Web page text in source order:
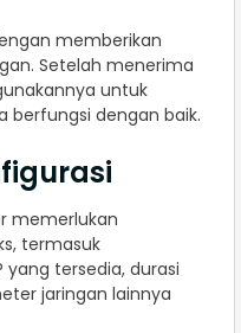
memberikan
Setelah menerima
untuk
berfungsi dengan baik.
memerlukan
termasuk
tersedia, durasi
jaringan lainnya